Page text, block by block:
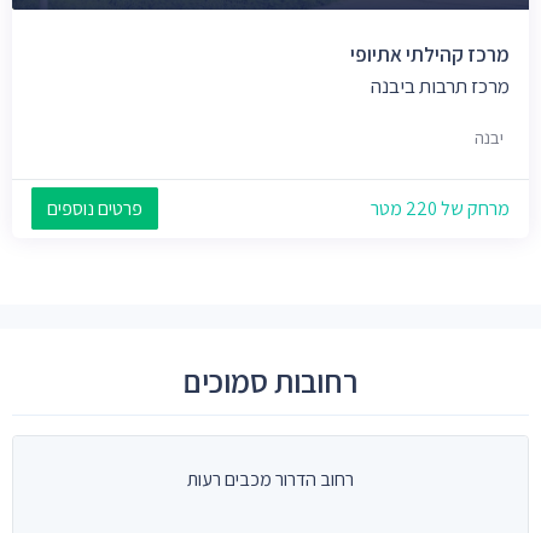
מרכז קהילתי אתיופי
מרכז תרבות ביבנה
יבנה
מרחק של 220 מטר פרטים נוספים
רחובות סמוכים
רחוב הדרור מכבים רעות